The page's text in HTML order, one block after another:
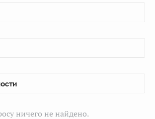
ничего не найдено.